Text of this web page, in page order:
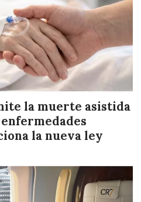
la muerte asistida
la nueva ley